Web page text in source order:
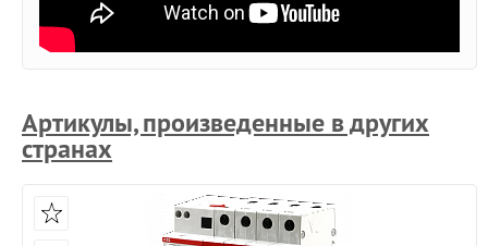
Артикулы, произведенные в других
странах